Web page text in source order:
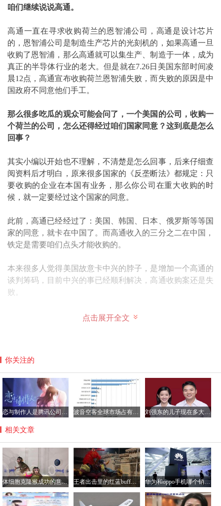
咱们继续说说高通。
高通一直在寻求收购荷兰的恩智浦公司，高通是设计芯片
的，恩智浦公司是制造生产芯片的光刻机的，如果高通一旦
收购了恩智浦，那么高通就可以集生产、制造于一体，成为
真正的半导体行业的老大。但是就在7.26日美国东部时间凌
晨12点，高通宣布收购荷兰恩智浦失败，而失败的原因是中
国政府不同意他们手工。
那么很多吃瓜的观众可能会问了，一个美国的公司，收购一
个荷兰的公司，怎么还得经过咱们国家同意？这到底是怎么
回事？
其实小编以开始也不理解，不清楚是怎么回事，后来仔细查
阅资料后才明白，原来很多国家的《反垄断法》都规定：只
要收购的企业在本国有业务，那么你公司在重大收购的时
候，就一定要经过这个国家的同意。
此前，高通已经经过了：美国、韩国、日本、俄罗斯等等国
家的同意，就卡在中国了。而高通收入的三分之二在中国，
铁定是需要咱们点头才能收购的。
本来很多人觉得美国故意卡中兴的脖子，是增加一个高通的
谈判筹码，目前中兴的事已经顺利解决，高通收购案还是失
败。
其实主要原因是不能让高通太强大了，太强大了，对咱们半
点击展开全文
你关注的
恋与制作人是腾讯公司的游戏吗？恋与制作人加不了好友咋回事 波音空客全球市场占有率各多少，空客和波音的乘坐感受哪个好？ 刘强东的儿子现在多大了？刘强东儿子的妈妈是龚晓京吗
相关文章
体细胞克隆猴成功的意义解读，将大大提高药物研制效率 王者出击里的红蓝buff怎么做的？王者出击里跳舞软件叫什么 华为和oppo手机哪个销量好？华为手机与oppo性价比分析